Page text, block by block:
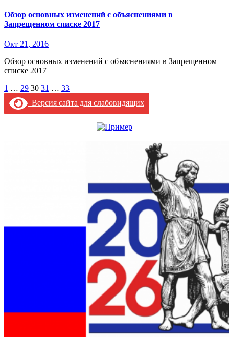
Обзор основных изменений с объяснениями в
Запрещенном списке 2017
Окт 21, 2016
Обзор основных изменений с объяснениями в Запрещенном
списке 2017
Пагинация
записей
1 … 29 30 31 … 33
Версия сайта для слабовидящих